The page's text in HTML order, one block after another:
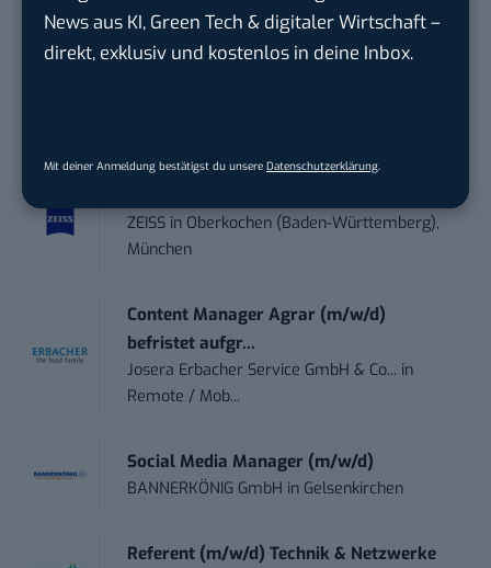
News aus KI, Green Tech & digitaler Wirtschaft –
direkt, exklusiv und kostenlos in deine Inbox.
Mit deiner Anmeldung bestätigst du unsere Datenschutzerklärung.
Sales-Manager (m/w/d) Online-
ZEISS in Oberkochen (Baden-Württemberg),
München
Content Manager Agrar (m/w/d)
befristet aufgr...
Josera Erbacher Service GmbH & Co... in
Remote / Mob...
Social Media Manager (m/w/d)
BANNERKÖNIG GmbH in Gelsenkirchen
Referent (m/w/d) Technik & Netzwerke